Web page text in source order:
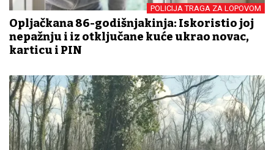
POLICIJA TRAGA ZA LOPOVOM
Opljačkana 86-godišnjakinja: Iskoristio joj
nepažnju i iz otključane kuće ukrao novac,
karticu i PIN